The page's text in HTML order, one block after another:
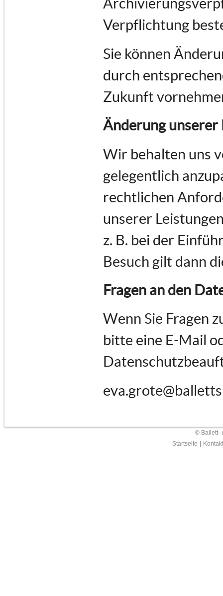
Verpflichtung
Sie können
durch
Zukunft
Änderung
Wir behalten uns
gelegentlich
rechtlichen
unserer
z. B. bei der
Besuch gilt dann
Fragen an den
Wenn Sie Fragen
bitte eine E-Mail
© Ballett-
Startseite
Kontakt